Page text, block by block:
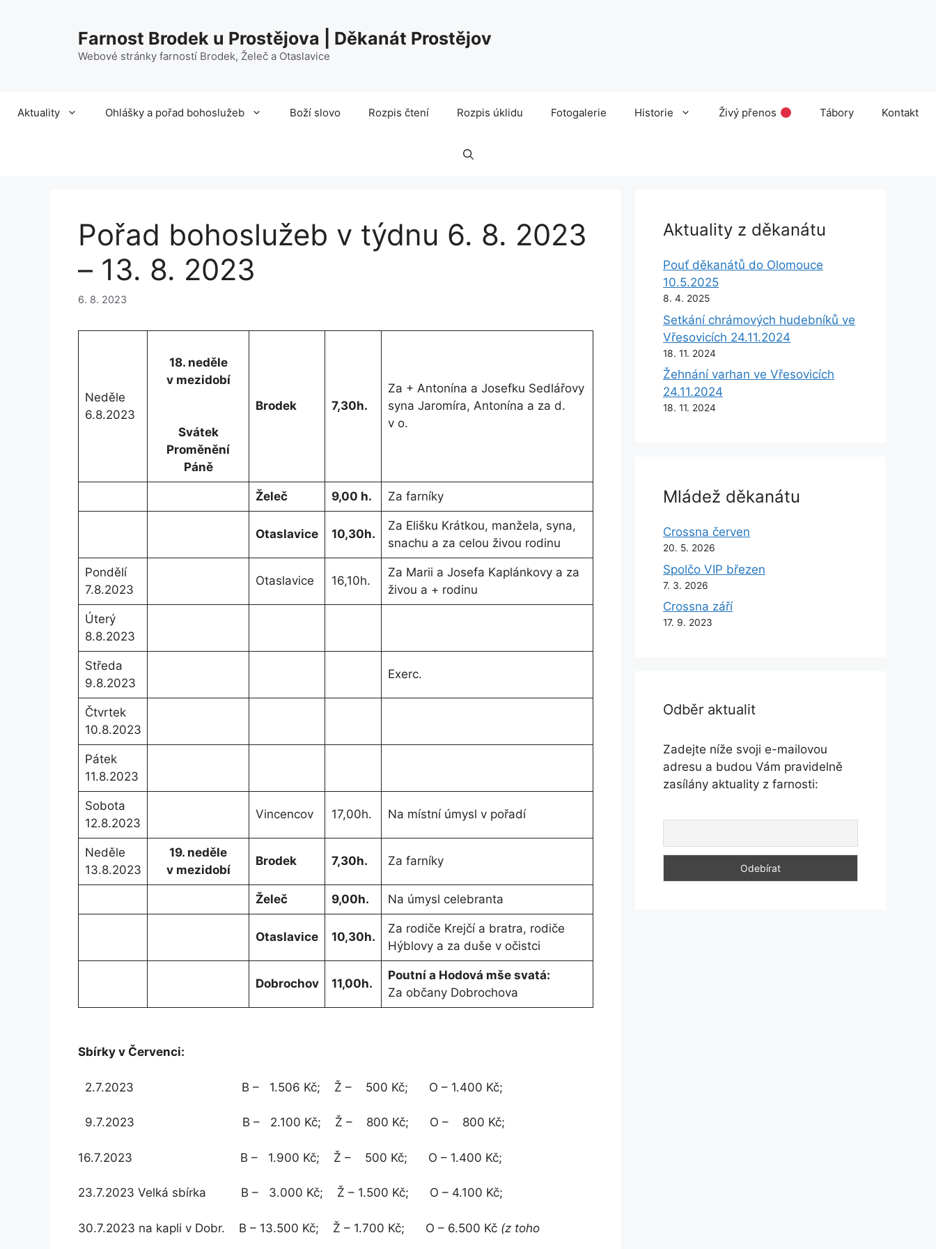
Farnost Brodek u Prostějova | Děkanát Prostějov
Webové stránky farností Brodek, Želeč a Otaslavice
Aktuality Ohlášky a pořad bohoslužeb Boží slovo Rozpis čtení Rozpis úklidu Fotogalerie Historie Živý přenos Tábory Kontakt
Pořad bohoslužeb v týdnu 6. 8. 2023
– 13. 8. 2023
6. 8. 2023
Neděle
6.8.2023
18. neděle
v mezidobí
Svátek
Proměnění
Páně
Brodek 7,30h.
Za + Antonína a Josefku Sedlářovy
syna Jaromíra, Antonína a za d.
v o.
Želeč 9,00 h. Za farníky
Otaslavice 10,30h.
Za Elišku Krátkou, manžela, syna,
snachu a za celou živou rodinu
Pondělí
7.8.2023
Otaslavice 16,10h.
Za Marii a Josefa Kaplánkovy a za
živou a + rodinu
Úterý
8.8.2023
Středa
9.8.2023
Exerc.
Čtvrtek
10.8.2023
Pátek
11.8.2023
Sobota
12.8.2023
Vincencov 17,00h. Na místní úmysl v pořadí
Neděle
13.8.2023
19. neděle
v mezidobí
Brodek 7,30h. Za farníky
Želeč 9,00h. Na úmysl celebranta
Otaslavice 10,30h.
Za rodiče Krejčí a bratra, rodiče
Hýblovy a za duše v očistci
Dobrochov 11,00h.
Poutní a Hodová mše svatá:
Za občany Dobrochova
Sbírky v Červenci:
2.7.2023 B – 1.506 Kč; Ž – 500 Kč; O – 1.400 Kč;
9.7.2023 B – 2.100 Kč; Ž – 800 Kč; O – 800 Kč;
16.7.2023 B – 1.900 Kč; Ž – 500 Kč; O – 1.400 Kč;
23.7.2023 Velká sbírka B – 3.000 Kč; Ž – 1.500 Kč; O – 4.100 Kč;
30.7.2023 na kapli v Dobr. B – 13.500 Kč; Ž – 1.700 Kč; O – 6.500 Kč (z toho
Aktuality z děkanátu
Pouť děkanátů do Olomouce
10.5.2025
8. 4. 2025
Setkání chrámových hudebníků ve
Vřesovicích 24.11.2024
18. 11. 2024
Žehnání varhan ve Vřesovicích
24.11.2024
18. 11. 2024
Mládež děkanátu
Crossna červen
20. 5. 2026
Spolčo VIP březen
7. 3. 2026
Crossna září
17. 9. 2023
Odběr aktualit
Zadejte níže svoji e-mailovou
adresu a budou Vám pravidelně
zasílány aktuality z farnosti: